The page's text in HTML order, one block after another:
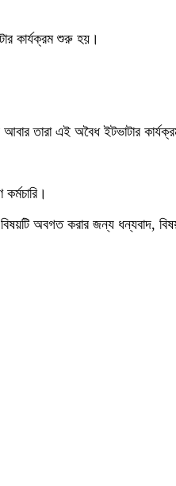
কার্যক্রম শুরু হয়।
তারা এই অবৈধ ইটভাটার
অবগত করার জন্য ধন্যবাদ,